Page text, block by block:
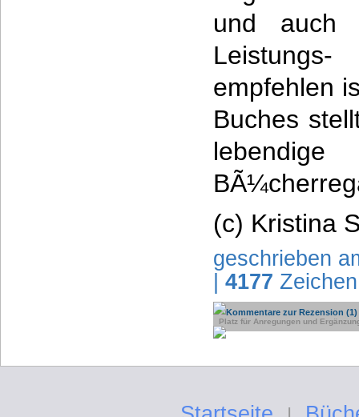
und auch
empfehlen
Buches
(c) Kristina
geschrieben
4177 Zeichen
Kommentare zur Rezension (1)
Platz für Anregungen und